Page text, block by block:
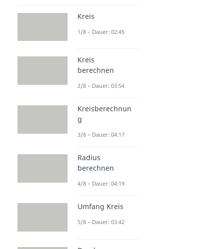
Kreis
1/8 – Dauer: 02:45
Kreis
berechnen
2/8 – Dauer: 03:54
Kreisberechnun
g
3/8 – Dauer: 04:17
Radius
berechnen
4/8 – Dauer: 04:19
Umfang Kreis
5/8 – Dauer: 03:42